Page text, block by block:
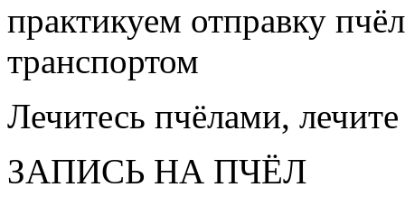
практикуем отправку
транспортом
Лечитесь пчёлами,
ЗАПИСЬ НА ПЧЁЛ